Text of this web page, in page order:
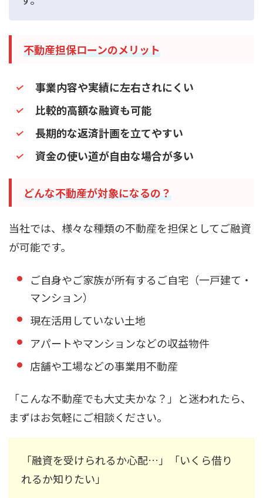
不動産担保ローンのメリット
事業内容や実績に左右されにくい
比較的高額な融資も可能
長期的な返済計画を立てやすい
資金の使い道が自由な場合が多い
どんな不動産が対象になるの？
当社では、様々な種類の不動産を担保としてご融資
が可能です。
ご自身やご家族が所有するご自宅（一戸建て・
マンション）
現在活用していない土地
アパートやマンションなどの収益物件
店舗や工場などの事業用不動産
「こんな不動産でも大丈夫かな？」と迷われたら、
まずはお気軽にご相談ください。
「融資を受けられるか心配…」「いくら借り
れるか知りたい」